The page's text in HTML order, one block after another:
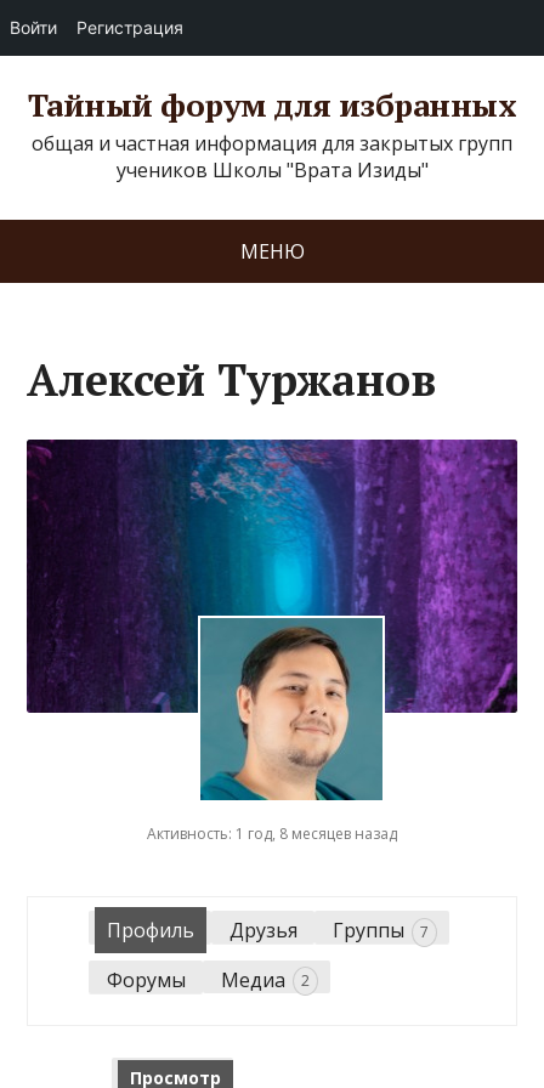
Войти Регистрация
Тайный форум для избранных
общая и частная информация для закрытых групп
учеников Школы "Врата Изиды"
МЕНЮ
Алексей Туржанов
Активность: 1 год, 8 месяцев назад
Профиль Друзья Группы 7
Форумы Медиа 2
Просмотр